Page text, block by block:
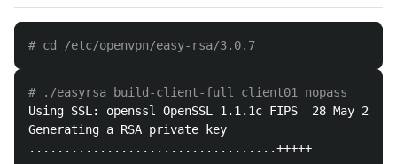
# cd /etc/openvpn/easy-rsa/3.0.7
# ./easyrsa build-client-full client01 nopass
Using SSL: openssl OpenSSL 1.1.1c FIPS  28 May 2019
Generating a RSA private key
...................................+++++